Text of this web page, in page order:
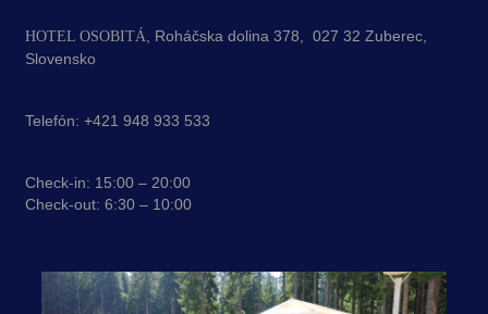
Check-in: 15:00 – 20:00
Check-out: 6:30 – 10:00
Telefón:+421 948 933 533
HOTEL OSOBITÁ
, Roháčska dolina 378, 027 32 Zuberec,
Slovensko